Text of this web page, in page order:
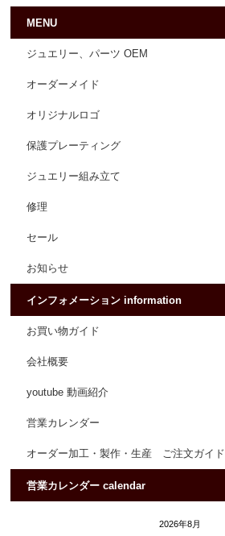
MENU
ジュエリー、パーツ OEM
オーダーメイド
オリジナルロゴ
保護プレーティング
ジュエリー組み立て
修理
セール
お知らせ
インフォメーション information
お買い物ガイド
会社概要
youtube 動画紹介
営業カレンダー
オーダー加工・製作・生産 ご注文ガイド
営業カレンダー calendar
2026年8月